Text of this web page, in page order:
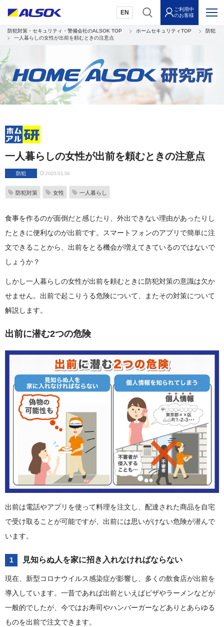
EN
ご利用中
のお客様
防犯対策・セキュリティ・警備会社のALSOK TOP ホームセキュリティTOP
防犯
一人暮らしの女性が出前を頼むときの注意点
一人暮らしの女性が出前を頼むときの注意点
防犯 2020.01.04
防犯対策 女性 一人暮らし
食事を作るのが面倒だと感じたり、外出できない理由があったりし
たときに便利なのが出前です。スマートフォンのアプリで簡単に注
文できることから、出前をとる機会が増えてきているのではないで
しょうか？
しかし一人暮らしの女性が出前を頼むときに防犯対策の意識は欠か
せません。出前で起こりうる危険について、またその対策について
解説します。
出前に潜む2つの危険
出前は電話やアプリを使って料理を注文し、配達された商品を自宅
で受け取ることが可能ですが、出前には思いがけない危険が潜んで
います。
1 見知らぬ人を家に招き入れなければならない
現在、新型コロナウイルス感染症が影響し、多くの飲食店が出前を
導入しています。一昔であれば出前といえばピザやラーメンなどが
一般的でしたが、今ではお寿司やハンバーガーなどありとあらゆる
ものを出前で注文できます。